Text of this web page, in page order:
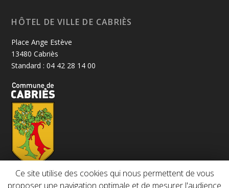
HÔTEL DE VILLE DE CABRIÈS
Place Ange Estève
13480 Cabriès
Standard : 04 42 28 14 00
Ce site utilise des cookies qui nous permettent de vous
proposer une navigation optimale et de mesurer l'audience